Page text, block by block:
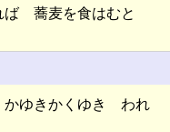
ば 蕎麦を食はむと
ゆきかくゆき われ